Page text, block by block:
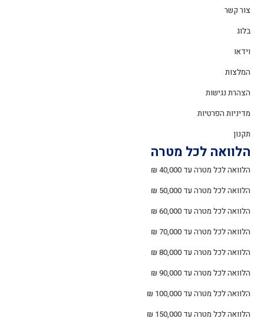
צור קשר
בלוג
וידאו
המלצות
הצהרת נגישות
מדיניות הפרטיות
תקנון
הלוואה לכל מטרה
הלוואה לכל מטרה עד 40,000 ₪
הלוואה לכל מטרה עד 50,000 ₪
הלוואה לכל מטרה עד 60,000 ₪
הלוואה לכל מטרה עד 70,000 ₪
הלוואה לכל מטרה עד 80,000 ₪
הלוואה לכל מטרה עד 90,000 ₪
הלוואה לכל מטרה עד 100,000 ₪
הלוואה לכל מטרה עד 150,000 ₪